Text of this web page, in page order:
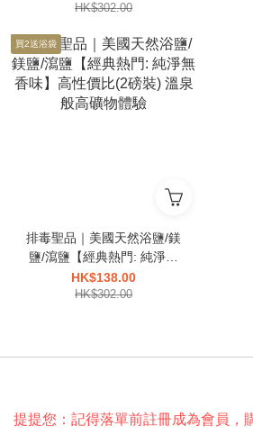
般高礦物體驗
HK$302.00
買2送浴袋
排毒聖品｜美國天然浴鹽/鎂
鹽/瀉鹽【經典熱門: 純淨無
香味】高性價比(2磅裝) 溫泉
般高礦物體驗
HK$138.00
HK$302.00
提提您：記得落單前註冊成為會員，